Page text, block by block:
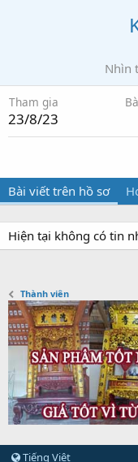
Nhìn
Tham gia
23/8/23
Bài viết trên hồ sơ
Hiện tại không có tin
Thành viên
Tiếng Việt